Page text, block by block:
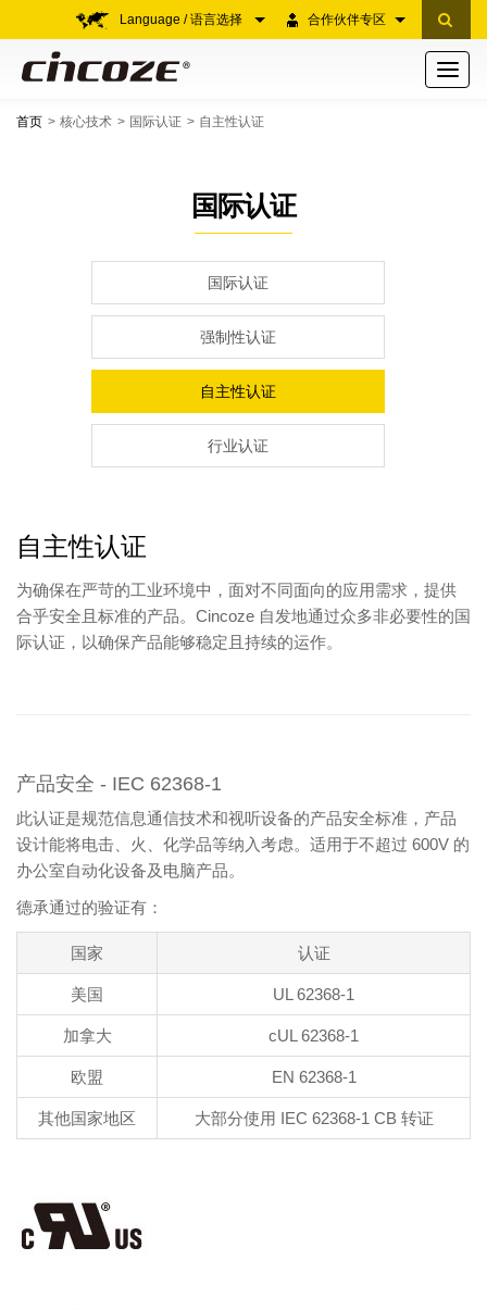
合作伙伴专区
Language / 语言选择
Toggle
首页 核心技术 国际认证 自主性认证
国际认证
国际认证
强制性认证
自主性认证
行业认证
自主性认证
为确保在严苛的工业环境中，面对不同面向的应用需求，提供
合乎安全且标准的产品。Cincoze 自发地通过众多非必要性的国
际认证，以确保产品能够稳定且持续的运作。
产品安全 - IEC 62368-1
此认证是规范信息通信技术和视听设备的产品安全标准，产品
设计能将电击、火、化学品等纳入考虑。适用于不超过 600V 的
办公室自动化设备及电脑产品。
德承通过的验证有：
国家 认证
美国 UL 62368-1
加拿大 cUL 62368-1
欧盟 EN 62368-1
其他国家地区 大部分使用 IEC 62368-1 CB 转证